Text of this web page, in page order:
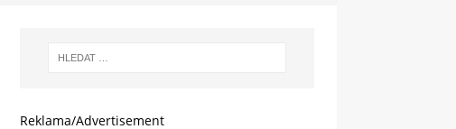
Reklama/Advertisement